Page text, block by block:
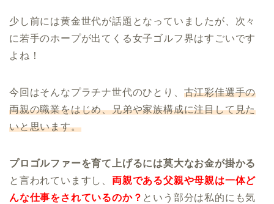
少し前には黄金世代が話題となっていましたが、次々
に若手のホープが出てくる女子ゴルフ界はすごいです
よね！
今回はそんなプラチナ世代のひとり、 古江彩佳選手の
両親の職業をはじめ、兄弟や家族構成に注目して見た
いと思います。
プロゴルファーを育て上げるには莫大なお金が掛かる
と言われていますし、 両親である父親や母親は一体ど
んな仕事をされているのか？ という部分は私的にも気